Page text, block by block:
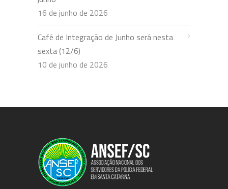
16 de junho de 2026
Café de Integração de Junho será nesta
sexta (12/6)
10 de junho de 2026